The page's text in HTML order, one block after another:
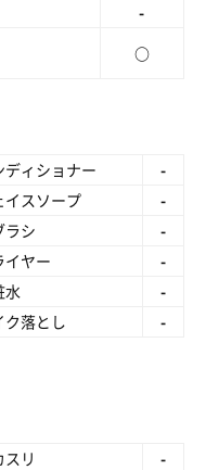
-
○
ディショナー
-
イスソープ
-
ラシ
-
イヤー
-
水
-
ク落とし
-
スリ
-